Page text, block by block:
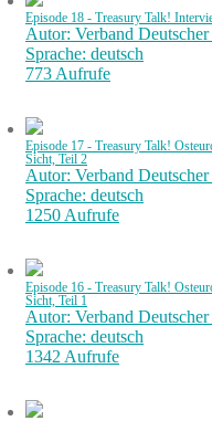
Episode 18 - Treasury Talk!
Autor: Verband Deutscher
Sprache: deutsch
773 Aufrufe
Episode 17 - Treasury Talk!
Sicht, Teil 2
Autor: Verband Deutscher
Sprache: deutsch
1250 Aufrufe
Episode 16 - Treasury Talk!
Sicht, Teil 1
Autor: Verband Deutscher
Sprache: deutsch
1342 Aufrufe